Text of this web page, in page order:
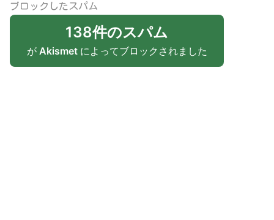
ブロックしたスパム
138件のスパム
が Akismetによってブロックされました